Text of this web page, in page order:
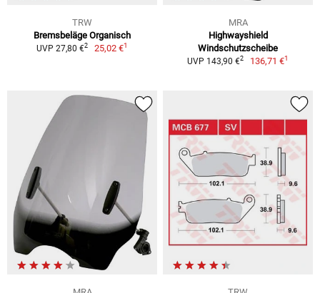
TRW
Bremsbeläge Organisch
UVP 27,80 €2 25,02 €1
MRA
Highwayshield
Windschutzscheibe
UVP 143,90 €2 136,71 €1